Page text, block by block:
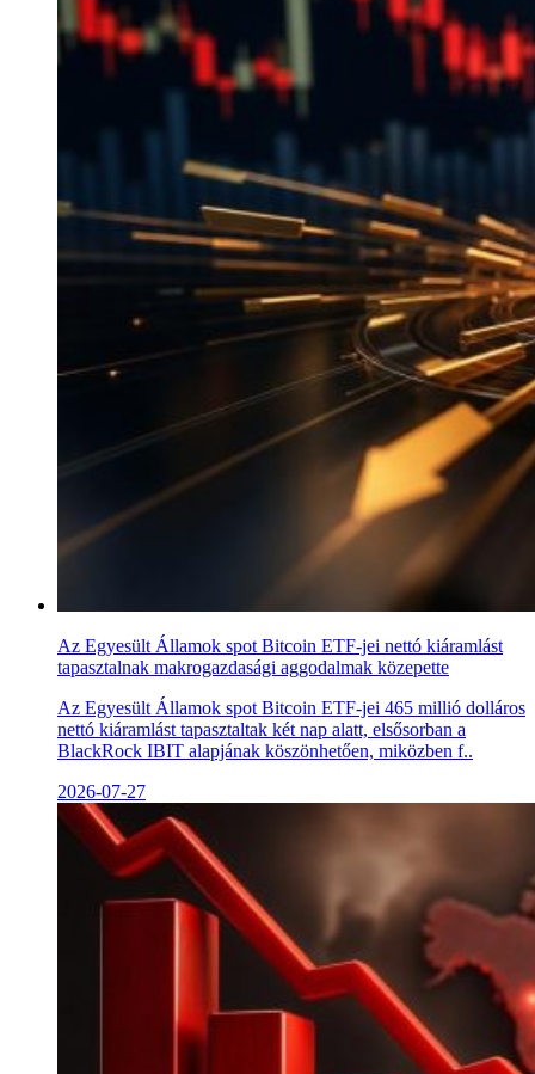
Az Egyesült Államok spot Bitcoin ETF-jei nettó kiáramlást
tapasztalnak makrogazdasági aggodalmak közepette
Az Egyesült Államok spot Bitcoin ETF-jei 465 millió dolláros
nettó kiáramlást tapasztaltak két nap alatt, elsősorban a
BlackRock IBIT alapjának köszönhetően, miközben f..
2026-07-27